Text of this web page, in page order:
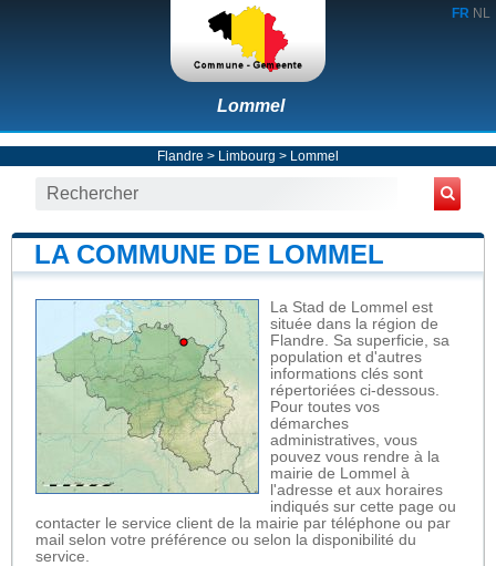
FR NL
Lommel
Flandre > Limbourg > Lommel
LA COMMUNE DE LOMMEL
La Stad de Lommel est
située dans la région de
Flandre. Sa superficie, sa
population et d'autres
informations clés sont
répertoriées ci-dessous.
Pour toutes vos
démarches
administratives, vous
pouvez vous rendre à la
mairie de Lommel à
l'adresse et aux horaires
indiqués sur cette page ou
contacter le service client de la mairie par téléphone ou par
mail selon votre préférence ou selon la disponibilité du
service.